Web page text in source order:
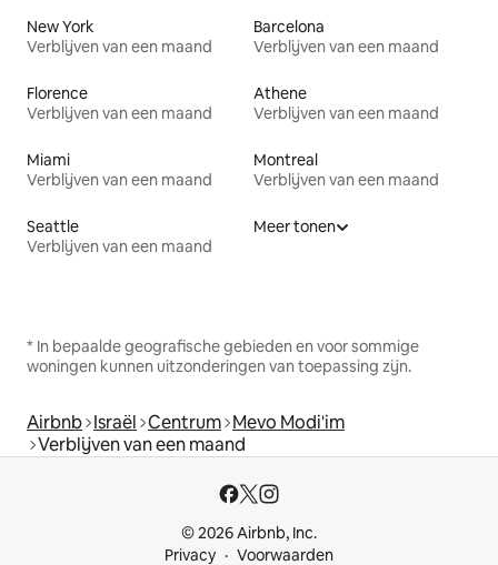
New York
Verblijven van een maand
Barcelona
Verblijven van een maand
Florence
Verblijven van een maand
Athene
Verblijven van een maand
Miami
Verblijven van een maand
Montreal
Verblijven van een maand
Seattle
Verblijven van een maand
Meer tonen
* In bepaalde geografische gebieden en voor sommige
woningen kunnen uitzonderingen van toepassing zijn.
Airbnb Israël Centrum Mevo Modi'im
Verblijven van een maand
© 2026 Airbnb, Inc.
Privacy
Voorwaarden